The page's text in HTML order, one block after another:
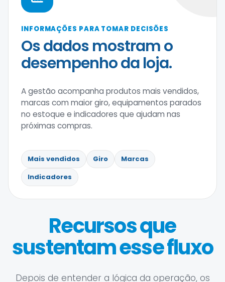
INFORMAÇÕES PARA TOMAR DECISÕES
Os dados mostram o
desempenho da loja.
A gestão acompanha produtos mais vendidos,
marcas com maior giro, equipamentos parados
no estoque e indicadores que ajudam nas
próximas compras.
Mais vendidos Giro
Marcas
Indicadores
Recursos que
sustentam esse fluxo
Depois de entender a lógica da operação, os